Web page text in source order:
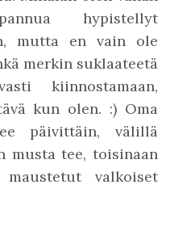
hypistellyt
mutta en vain ole
merkin suklaateetä
kiinnostamaan,
kun olen. :) Oma
päivittäin, välillä
musta tee, toisinaan
valkoiset